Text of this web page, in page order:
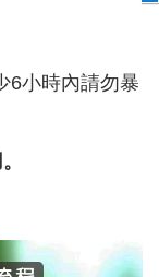
6小時內請勿暴